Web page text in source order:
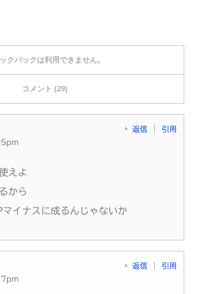
ックバックは利用できません。
コメント (29)
返信 引用
えよ
から
イナスに成るんじゃないか
返信 引用